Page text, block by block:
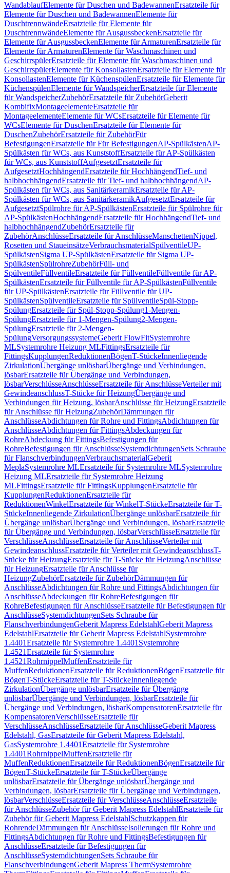
WandablaufElemente für Duschen und BadewannenErsatzteile für
Elemente für Duschen und BadewannenElemente für
DuschtrennwändeErsatzteile für Elemente für
DuschtrennwändeElemente für AusgussbeckenErsatzteile für
Elemente für AusgussbeckenElemente für ArmaturenErsatzteile für
Elemente für ArmaturenElemente für Waschmaschinen und
GeschirrspülerErsatzteile für Elemente für Waschmaschinen und
GeschirrspülerElemente für KonsollastenErsatzteile für Elemente für
KonsollastenElemente für KüchenspülenErsatzteile für Elemente für
KüchenspülenElemente für WandspeicherErsatzteile für Elemente
für WandspeicherZubehörErsatzteile für ZubehörGeberit
KombifixMontageelementeErsatzteile für
MontageelementeElemente für WCsErsatzteile für Elemente für
WCsElemente für DuschenErsatzteile für Elemente für
DuschenZubehörErsatzteile für ZubehörFür
BefestigungenErsatzteile für Für BefestigungenAP-SpülkästenAP-
Spülkästen für WCs, aus KunststoffErsatzteile für AP-Spülkästen
für WCs, aus KunststoffAufgesetztErsatzteile für
AufgesetztHochhängendErsatzteile für HochhängendTief- und
halbhochhängendErsatzteile für Tief- und halbhochhängendAP-
Spülkästen für WCs, aus SanitärkeramikErsatzteile für AP-
Spülkästen für WCs, aus SanitärkeramikAufgesetztErsatzteile für
AufgesetztSpülrohre für AP-SpülkästenErsatzteile für Spülrohre für
AP-SpülkästenHochhängendErsatzteile für HochhängendTief- und
halbhochhängendZubehörErsatzteile für
ZubehörAnschlüsseErsatzteile für AnschlüsseManschettenNippel,
Rosetten und StaueinsätzeVerbrauchsmaterialSpülventileUP-
SpülkästenSigma UP-SpülkästenErsatzteile für Sigma UP-
SpülkästenSpülrohreZubehörFüll- und
SpülventileFüllventileErsatzteile für FüllventileFüllventile für AP-
SpülkästenErsatzteile für Füllventile für AP-SpülkästenFüllventile
für UP-SpülkästenErsatzteile für Füllventile für UP-
SpülkästenSpülventileErsatzteile für SpülventileSpül-Stopp-
SpülungErsatzteile für Spül-Stopp-Spülung1-Mengen-
SpülungErsatzteile für 1-Mengen-Spülung2-Mengen-
SpülungErsatzteile für 2-Mengen-
SpülungVersorgungssystemeGeberit FlowFitSystemrohre
MLSystemrohre Heizung MLFittingsErsatzteile für
FittingsKupplungenReduktionenBögenT-StückeInnenliegende
ZirkulationÜbergänge unlösbarÜbergänge und Verbindungen,
lösbarErsatzteile für Übergänge und Verbindungen,
lösbarVerschlüsseAnschlüsseErsatzteile für AnschlüsseVerteiler mit
GewindeanschlussT-Stücke für HeizungÜbergänge und
Verbindungen für Heizung, lösbarAnschlüsse für HeizungErsatzteile
für Anschlüsse für HeizungZubehörDämmungen für
AnschlüsseAbdichtungen für Rohre und FittingsAbdichtungen für
AnschlüsseAbdichtungen für FittingsAbdeckungen für
RohreAbdeckung für FittingsBefestigungen für
RohreBefestigungen für AnschlüsseSystemdichtungenSets Schraube
für FlanschverbindungenVerbrauchsmaterialGeberit
MeplaSystemrohre MLErsatzteile für Systemrohre MLSystemrohre
Heizung MLErsatzteile für Systemrohre Heizung
MLFittingsErsatzteile für FittingsKupplungenErsatzteile für
KupplungenReduktionenErsatzteile für
ReduktionenWinkelErsatzteile für WinkelT-StückeErsatzteile für T-
StückeInnenliegende ZirkulationÜbergänge unlösbarErsatzteile für
Übergänge unlösbarÜbergänge und Verbindungen, lösbarErsatzteile
für Übergänge und Verbindungen, lösbarVerschlüsseErsatzteile für
VerschlüsseAnschlüsseErsatzteile für AnschlüsseVerteiler mit
GewindeanschlussErsatzteile für Verteiler mit GewindeanschlussT-
Stücke für HeizungErsatzteile für T-Stücke für HeizungAnschlüsse
für HeizungErsatzteile für Anschlüsse für
HeizungZubehörErsatzteile für ZubehörDämmungen für
AnschlüsseAbdichtungen für Rohre und FittingsAbdichtungen für
AnschlüsseAbdeckungen für RohreBefestigungen für
RohreBefestigungen für AnschlüsseErsatzteile für Befestigungen für
AnschlüsseSystemdichtungenSets Schraube für
FlanschverbindungenGeberit Mapress EdelstahlGeberit Mapress
EdelstahlErsatzteile für Geberit Mapress EdelstahlSystemrohre
1.4401Ersatzteile für Systemrohre 1.4401 Systemrohre
1.4521Ersatzteile für Systemrohre
1.4521RohrnippelMuffenErsatzteile für
MuffenReduktionenErsatzteile für ReduktionenBögenErsatzteile für
BögenT-StückeErsatzteile für T-StückeInnenliegende
ZirkulationÜbergänge unlösbarErsatzteile für Übergänge
unlösbarÜbergänge und Verbindungen, lösbarErsatzteile für
Übergänge und Verbindungen, lösbarKompensatorenErsatzteile für
KompensatorenVerschlüsseErsatzteile für
VerschlüsseAnschlüsseErsatzteile für AnschlüsseGeberit Mapress
Edelstahl, GasErsatzteile für Geberit Mapress Edelstahl,
GasSystemrohre 1.4401Ersatzteile für Systemrohre
1.4401RohrnippelMuffenErsatzteile für
MuffenReduktionenErsatzteile für ReduktionenBögenErsatzteile für
BögenT-StückeErsatzteile für T-StückeÜbergänge
unlösbarErsatzteile für Übergänge unlösbarÜbergänge und
Verbindungen, lösbarErsatzteile für Übergänge und Verbindungen,
lösbarVerschlüsseErsatzteile für VerschlüsseAnschlüsseErsatzteile
für AnschlüsseZubehör für Geberit Mapress EdelstahlErsatzteile für
Zubehör für Geberit Mapress EdelstahlSchutzkappen für
RohrendeDämmungen für AnschlüsseIsolierungen für Rohre und
FittingsAbdichtungen für Rohre und FittingsBefestigungen für
AnschlüsseErsatzteile für Befestigungen für
AnschlüsseSystemdichtungenSets Schraube für
FlanschverbindungenGeberit Mapress ThermSystemrohre